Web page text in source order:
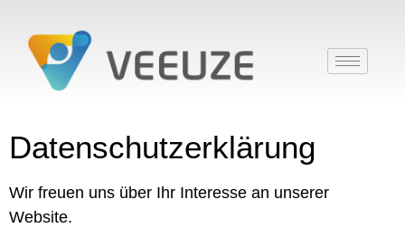
Datenschutzerklärung
Wir freuen uns über Ihr Interesse an unserer
Website.